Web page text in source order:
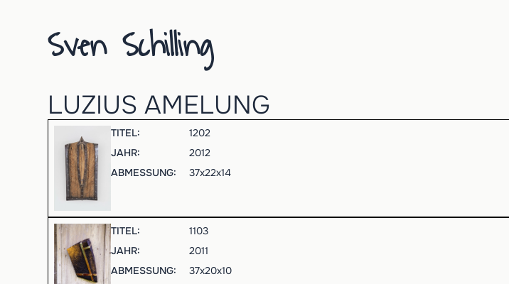
Sven Schilling
LUZIUS AMELUNG
TITEL: 1202
JAHR:
2012
ABMESSUNG:
37x22x14
TITEL: 1103
JAHR:
2011
ABMESSUNG:
37x20x10